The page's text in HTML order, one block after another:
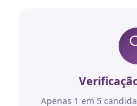
Apenas 1 em 5